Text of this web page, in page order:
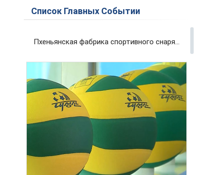
Список Главных Событии
Пхеньянская фабрика спортивного снаряжения и инвентаря вносит вклад в развитие физкультуры и спорта страны